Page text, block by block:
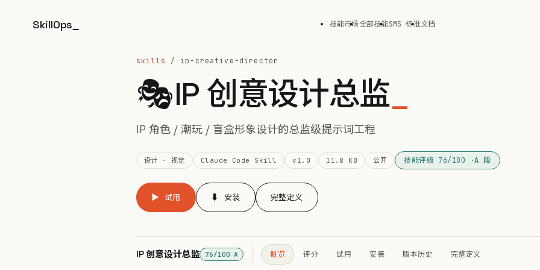
SkillOps 技能市场全部技能SMS 标准文档
skills / ip-creative-director
🎭IP 创意设计总监
IP 角色 / 潮玩 / 盲盒形象设计的总监级提示词工程
设计 · 视觉 Claude Code Skill v1.0 11.8 KB 公开 技能评级 76/100 ·A 段
▶ 试用 ⬇ 安装 完整定义
IP 创意设计总监 76/100 A 概览 评分 试用 安装 版本历史 完整定义